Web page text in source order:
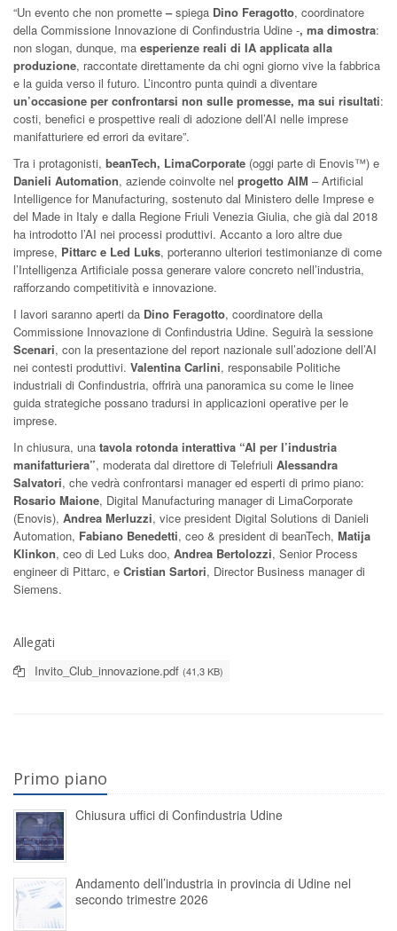
“Un evento che non promette –spiega Dino Feragotto, coordinatore
della Commissione Innovazione di Confindustria Udine -, ma dimostra:
non slogan, dunque, ma esperienze reali di IA applicata alla
produzione, raccontate direttamente da chi ogni giorno vive la fabbrica
e la guida verso il futuro. L’incontro punta quindi a diventare
un’occasione per confrontarsi non sulle promesse, ma sui risultati:
costi, benefici e prospettive reali di adozione dell’AI nelle imprese
manifatturiere ed errori da evitare”.
Tra i protagonisti, beanTech, LimaCorporate (oggi parte di Enovis™) e
Danieli Automation, aziende coinvolte nel progetto AIM – Artificial
Intelligence for Manufacturing, sostenuto dal Ministero delle Imprese e
del Made in Italy e dalla Regione Friuli Venezia Giulia, che già dal 2018
ha introdotto l’AI nei processi produttivi. Accanto a loro altre due
imprese, Pittarc e Led Luks, porteranno ulteriori testimonianze di come
l’Intelligenza Artificiale possa generare valore concreto nell’industria,
rafforzando competitività e innovazione.
I lavori saranno aperti da Dino Feragotto, coordinatore della
Commissione Innovazione di Confindustria Udine. Seguirà la sessione
Scenari, con la presentazione del report nazionale sull’adozione dell’AI
nei contesti produttivi. Valentina Carlini, responsabile Politiche
industriali di Confindustria, offrirà una panoramica su come le linee
guida strategiche possano tradursi in applicazioni operative per le
imprese.
In chiusura, una tavola rotonda interattiva “AI per l’industria
manifatturiera”, moderata dal direttore di Telefriuli Alessandra
Salvatori, che vedrà confrontarsi manager ed esperti di primo piano:
Rosario Maione, Digital Manufacturing manager di LimaCorporate
(Enovis), Andrea Merluzzi, vice president Digital Solutions di Danieli
Automation, Fabiano Benedetti, ceo & president di beanTech, Matija
Klinkon, ceo di Led Luks doo, Andrea Bertolozzi, Senior Process
engineer di Pittarc, e Cristian Sartori, Director Business manager di
Siemens.
Allegati
Invito_Club_innovazione.pdf (41,3 KB)
Primo piano
Chiusura uffici di Confindustria Udine
Andamento dell’industria in provincia di Udine nel
secondo trimestre 2026